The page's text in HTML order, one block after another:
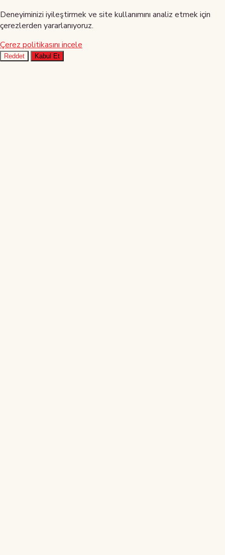
Deneyiminizi iyileştirmek ve site kullanımını analiz etmek için
çerezlerden yararlanıyoruz.
Çerez politikasını incele
Reddet Kabul Et